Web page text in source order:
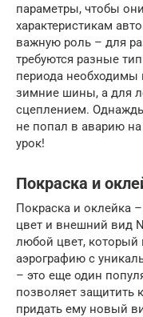
параметры, чтобы
характеристикам
важную роль – для
требуются разные
периода
зимние шины, а для
сцеплением.
не попал в аварию
урок!
Покраска и
Покраска и оклейка
цвет и внешний вид
любой цвет, который
аэрографию с
– это еще один
позволяет защитить
придать ему новый